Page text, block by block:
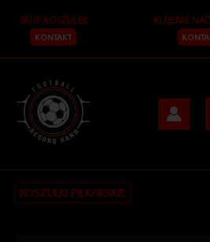
treści
SKUP KOSZULEK
KONTAKT
KLEJENIE
KOSZULKI PIŁKARSKIE